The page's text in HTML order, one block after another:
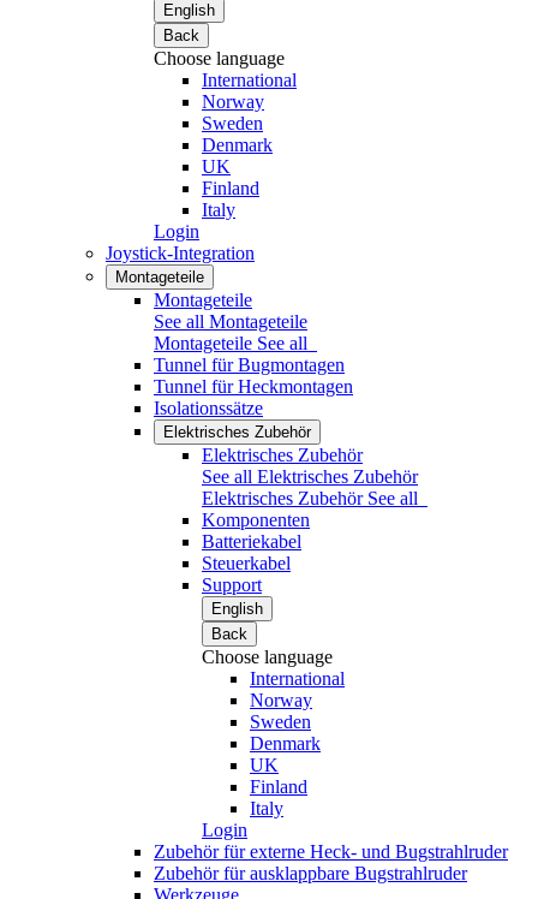
English
Back
Choose language
International
Norway
Sweden
Denmark
UK
Finland
Italy
Login
Joystick-Integration
Montageteile
Montageteile
See all Montageteile
Montageteile See all
Tunnel für Bugmontagen
Tunnel für Heckmontagen
Isolationssätze
Elektrisches Zubehör
Elektrisches Zubehör
See all Elektrisches Zubehör
Elektrisches Zubehör See all
Komponenten
Batteriekabel
Steuerkabel
Support
English
Back
Choose language
International
Norway
Sweden
Denmark
UK
Finland
Italy
Login
Zubehör für externe Heck- und Bugstrahlruder
Zubehör für ausklappbare Bugstrahlruder
Werkzeuge